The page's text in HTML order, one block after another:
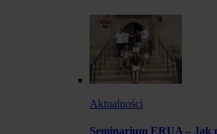
Aktualności
Seminarium ERUA – Jak